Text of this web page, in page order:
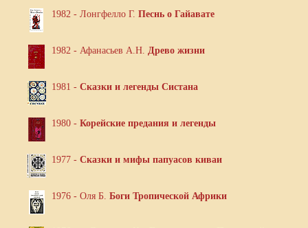
1982 - Лонгфелло Г. Песнь о Гайавате
1982 - Афанасьев А.Н. Древо жизни
1981 - Сказки и легенды Систана
1980 - Корейские предания и легенды
1977 - Сказки и мифы папуасов киваи
1976 - Оля Б. Боги Тропической Африки